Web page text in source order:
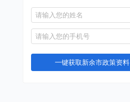
一键获取新余市政策资料